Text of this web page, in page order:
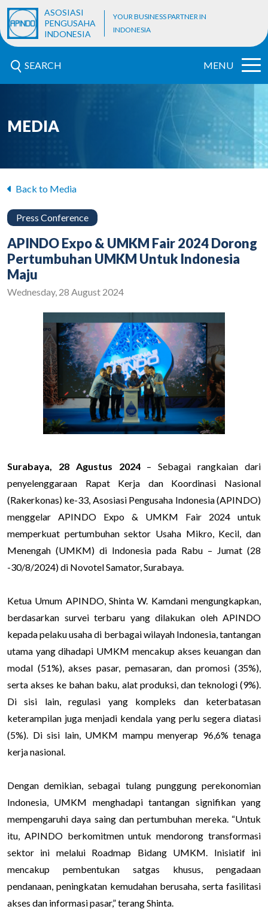
ASOSIASI
PENGUSAHA
INDONESIA
YOUR BUSINESS PARTNER IN
INDONESIA
SEARCH MENU
MEDIA
Back to Media
Press Conference
APINDO Expo & UMKM Fair 2024 Dorong
Pertumbuhan UMKM Untuk Indonesia
Maju
Wednesday, 28 August 2024
Surabaya, 28 Agustus 2024– Sebagai rangkaian dari
penyelenggaraan Rapat Kerja dan Koordinasi Nasional
(Rakerkonas) ke-33, Asosiasi Pengusaha Indonesia (APINDO)
menggelar APINDO Expo & UMKM Fair 2024 untuk
memperkuat pertumbuhan sektor Usaha Mikro, Kecil, dan
Menengah (UMKM) di Indonesia pada Rabu – Jumat (28
-30/8/2024) di Novotel Samator, Surabaya.
Ketua Umum APINDO, Shinta W. Kamdani mengungkapkan,
berdasarkan survei terbaru yang dilakukan oleh APINDO
kepada pelaku usaha di berbagai wilayah Indonesia, tantangan
utama yang dihadapi UMKM mencakup akses keuangan dan
modal (51%), akses pasar, pemasaran, dan promosi (35%),
serta akses ke bahan baku, alat produksi, dan teknologi (9%).
Di sisi lain, regulasi yang kompleks dan keterbatasan
keterampilan juga menjadi kendala yang perlu segera diatasi
(5%). Di sisi lain, UMKM mampu menyerap 96,6% tenaga
kerja nasional.
Dengan demikian, sebagai tulang punggung perekonomian
Indonesia, UMKM menghadapi tantangan signifikan yang
mempengaruhi daya saing dan pertumbuhan mereka. “Untuk
itu, APINDO berkomitmen untuk mendorong transformasi
sektor ini melalui Roadmap Bidang UMKM. Inisiatif ini
mencakup pembentukan satgas khusus, pengadaan
pendanaan, peningkatan kemudahan berusaha, serta fasilitasi
akses dan informasi pasar,” terang Shinta.